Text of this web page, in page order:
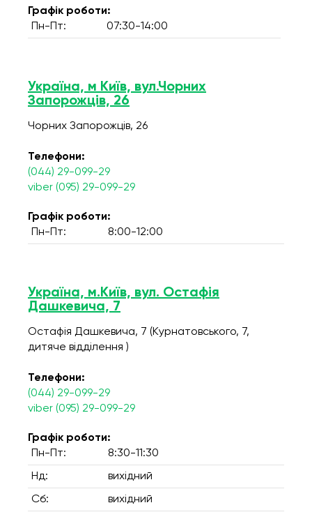
Графік роботи:
Пн-Пт:
07:30-14:00
Україна, м Київ, вул.Чорних
Запорожців, 26
Чорних Запорожців, 26
Телефони:
(044) 29-099-29
viber (095) 29-099-29
Графік роботи:
Пн-Пт:
8:00-12:00
Україна, м.Київ, вул. Остафія
Дашкевича, 7
Остафія Дашкевича, 7 (Курнатовського, 7,
дитяче відділення )
Телефони:
(044) 29-099-29
viber (095) 29-099-29
Графік роботи:
Пн-Пт:
8:30-11:30
Нд: вихідний
Сб: вихідний